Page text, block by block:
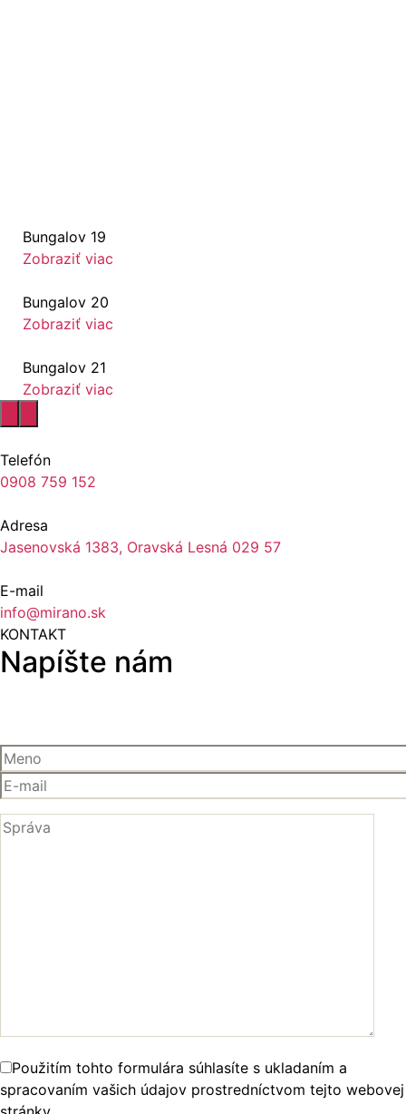
Bungalov 19
Zobraziť viac
Bungalov 20
Zobraziť viac
Bungalov 21
Zobraziť viac
Telefón
0908 759 152
Adresa
Jasenovská 1383, Oravská Lesná 029 57
E-mail
info@mirano.sk
KONTAKT
Napíšte nám
Použitím tohto formulára súhlasíte s ukladaním a
spracovaním vašich údajov prostredníctvom tejto webovej